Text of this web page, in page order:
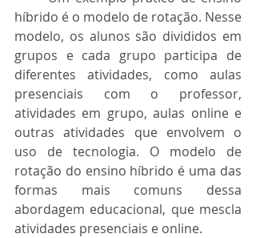
híbrido é o modelo de rotação. Nesse
modelo, os alunos são divididos em
grupos e cada grupo participa de
diferentes atividades, como aulas
presenciais com o professor,
atividades em grupo, aulas online e
outras atividades que envolvem o
uso de tecnologia. O modelo de
rotação do ensino híbrido é uma das
formas mais comuns dessa
abordagem educacional, que mescla
atividades presenciais e online.